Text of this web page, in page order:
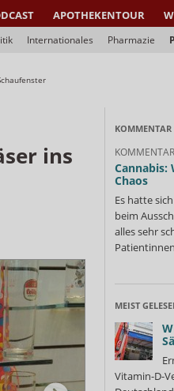
APOTHEKENTOUR
Internationales Pharmazie
ins
KOMMENTAR
KOMMENTAR
Cannabis:
Chaos
Es hatte
beim
alles sehr
MEIST
Vitamin-D-